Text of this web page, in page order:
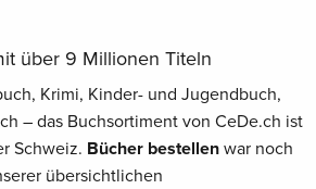
über 9 Millionen Titeln
Krimi, Kinder- und Jugendbuch,
– das Buchsortiment von CeDe.ch ist
Schweiz. Bücher bestellen war noch
übersichtlichen